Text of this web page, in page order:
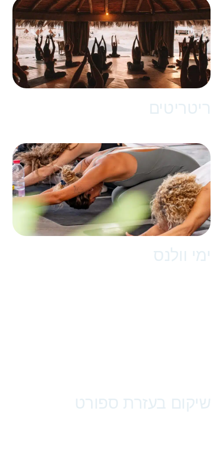
ריטריטים
ימי וולנס
שיקום בעזרת ספורט